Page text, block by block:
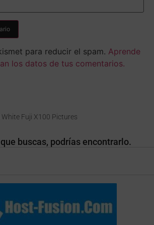
para reducir el spam. Aprende
los datos de tus comentarios.
Fuji X100 Pictures
buscas, podrías encontrarlo.